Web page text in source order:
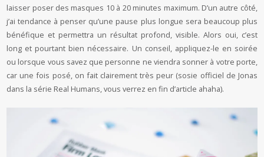
laisser poser des masques 10 à 20 minutes maximum. D’un autre côté,
j’ai tendance à penser qu’une pause plus longue sera beaucoup plus
bénéfique et permettra un résultat profond, visible. Alors oui, c’est
long et pourtant bien nécessaire. Un conseil, appliquez-le en soirée
ou lorsque vous savez que personne ne viendra sonner à votre porte,
car une fois posé, on fait clairement très peur (sosie officiel de Jonas
dans la série Real Humans, vous verrez en fin d’article ahaha).